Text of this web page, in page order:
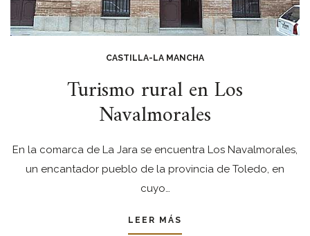
CASTILLA-LA MANCHA
Turismo rural en Los
Navalmorales
En la comarca de La Jara se encuentra Los Navalmorales,
un encantador pueblo de la provincia de Toledo, en
cuyo…
LEER MÁS